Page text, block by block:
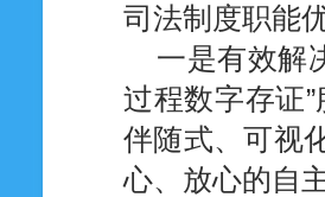
司法制度职能
一是有效解
过程数字存证
伴随式、可视
心、放心的自